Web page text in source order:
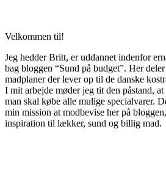
Velkommen til!
Jeg hedder Britt, er uddannet indenfor
bag bloggen “Sund på budget”. Her
madplaner der lever op til de danske
I mit arbejde møder jeg tit den påstand,
man skal købe alle mulige specialvarer.
min mission at modbevise her på
inspiration til lækker, sund og billig mad.